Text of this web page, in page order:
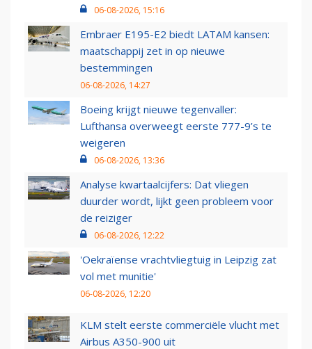
06-08-2026, 15:16
Embraer E195-E2 biedt LATAM kansen:
maatschappij zet in op nieuwe
bestemmingen
06-08-2026, 14:27
Boeing krijgt nieuwe tegenvaller:
Lufthansa overweegt eerste 777-9’s te
weigeren
06-08-2026, 13:36
Analyse kwartaalcijfers: Dat vliegen
duurder wordt, lijkt geen probleem voor
de reiziger
06-08-2026, 12:22
'Oekraïense vrachtvliegtuig in Leipzig zat
vol met munitie'
06-08-2026, 12:20
KLM stelt eerste commerciële vlucht met
Airbus A350-900 uit